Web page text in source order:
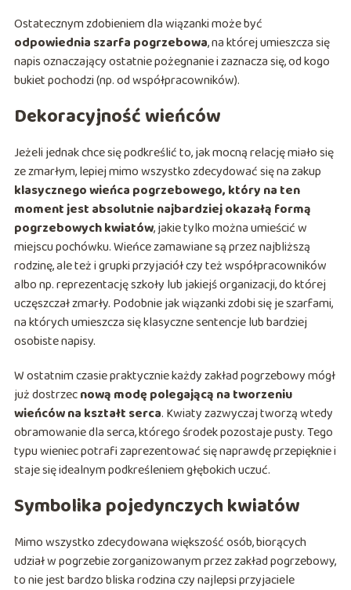
Ostatecznym zdobieniem dla wiązanki może być
odpowiednia szarfa pogrzebowa, na której umieszcza się
napis oznaczający ostatnie pożegnanie i zaznacza się, od kogo
bukiet pochodzi (np. od współpracowników).
Dekoracyjność wieńców
Jeżeli jednak chce się podkreślić to, jak mocną relację miało się
ze zmarłym, lepiej mimo wszystko zdecydować się na zakup
klasycznego wieńca pogrzebowego, który na ten
moment jest absolutnie najbardziej okazałą formą
pogrzebowych kwiatów, jakie tylko można umieścić w
miejscu pochówku. Wieńce zamawiane są przez najbliższą
rodzinę, ale też i grupki przyjaciół czy też współpracowników
albo np. reprezentację szkoły lub jakiejś organizacji, do której
uczęszczał zmarły. Podobnie jak wiązanki zdobi się je szarfami,
na których umieszcza się klasyczne sentencje lub bardziej
osobiste napisy.
W ostatnim czasie praktycznie każdy zakład pogrzebowy mógł
już dostrzecnową modę polegającą na tworzeniu
wieńców na kształt serca. Kwiaty zazwyczaj tworzą wtedy
obramowanie dla serca, którego środek pozostaje pusty. Tego
typu wieniec potrafi zaprezentować się naprawdę przepięknie i
staje się idealnym podkreśleniem głębokich uczuć.
Symbolika pojedynczych kwiatów
Mimo wszystko zdecydowana większość osób, biorących
udział w pogrzebie zorganizowanym przez zakład pogrzebowy,
to nie jest bardzo bliska rodzina czy najlepsi przyjaciele